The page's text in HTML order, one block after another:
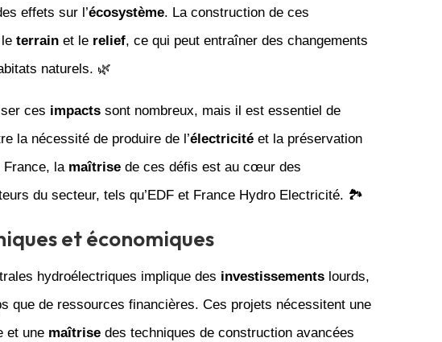
effets sur l’écosystème. La construction de ces
terrainet le relief, ce qui peut entraîner des changements
naturels. 🌿
ces impactssont nombreux, mais il est essentiel de
la nécessité de produire de l’électricitéet la préservation
France, la maîtrisede ces défis est au cœur des
du secteur, tels qu’EDF et France Hydro Electricité. 🏞️
et économiques
hydroélectriques implique des investissementslourds,
que de ressources financières. Ces projets nécessitent une
et une maîtrisedes techniques de construction avancées